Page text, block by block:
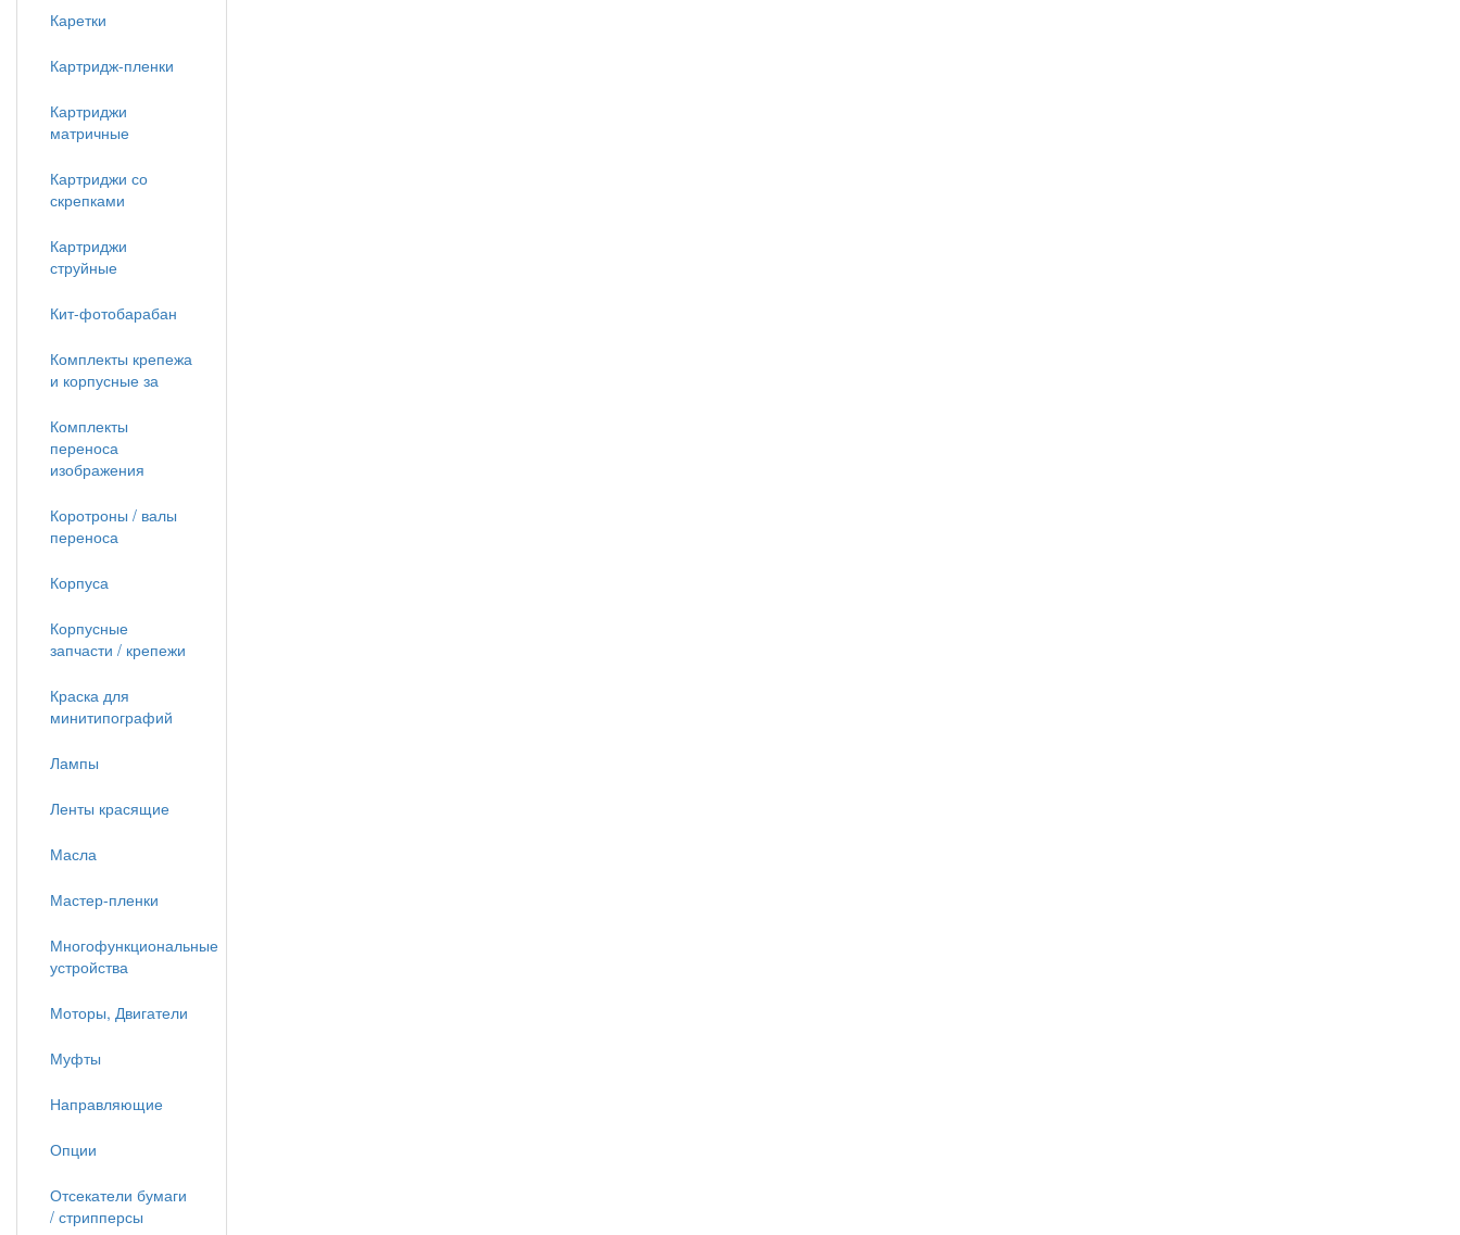
Каретки
Картридж-пленки
Картриджи
матричные
Картриджи со
скрепками
Картриджи
струйные
Кит-фотобарабан
Комплекты крепежа
и корпусные за
Комплекты
переноса
изображения
Коротроны / валы
переноса
Корпуса
Корпусные
запчасти / крепежи
Краска для
минитипографий
Лампы
Ленты красящие
Масла
Мастер-пленки
Многофункциональные
устройства
Моторы, Двигатели
Муфты
Направляющие
Опции
Отсекатели бумаги
/ стрипперсы